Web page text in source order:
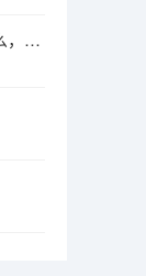
福建警察学院体检查些什么，详细点谢谢